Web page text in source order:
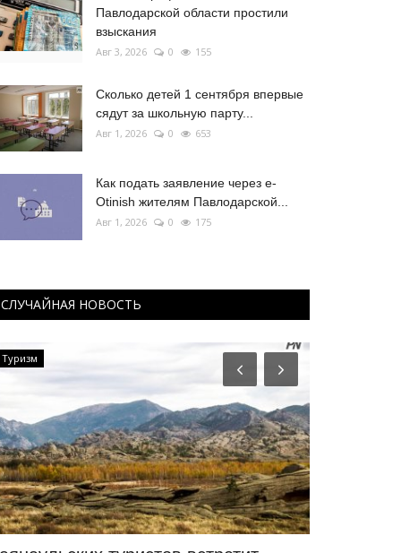
Павлодарской области простили
взыскания
Авг 3, 2026 0 155
Сколько детей 1 сентября впервые
сядут за школьную парту...
Авг 1, 2026 0 653
Как подать заявление через e-
Otinish жителям Павлодарской...
Авг 1, 2026 0 175
СЛУЧАЙНАЯ НОВОСТЬ
Туризм